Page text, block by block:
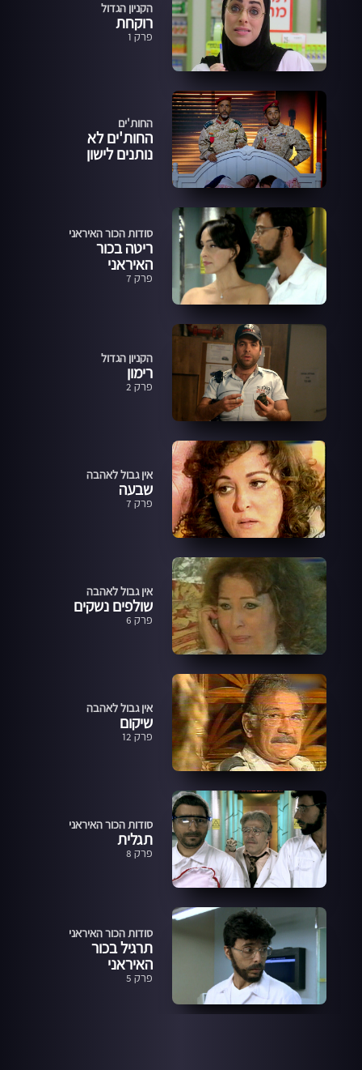
הקניון הגדול
רוקחת
פרק 1
החות'ים
החות'ים לא
נותנים לישון
סודות הכור האיראני
ריטה בכור
האיראני
פרק 7
הקניון הגדול
רימון
פרק 2
אין גבול לאהבה
שבעה
פרק 7
אין גבול לאהבה
שולפים נשקים
פרק 6
אין גבול לאהבה
שיקום
פרק 12
סודות הכור האיראני
תגלית
פרק 8
סודות הכור האיראני
תרגיל בכור
האיראני
פרק 5